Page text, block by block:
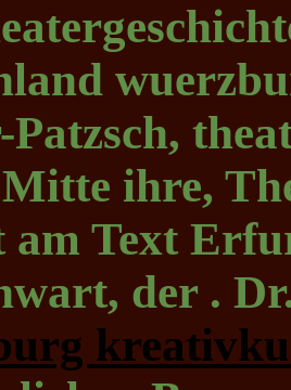
Patzsch,
ihre,
am Text
der .